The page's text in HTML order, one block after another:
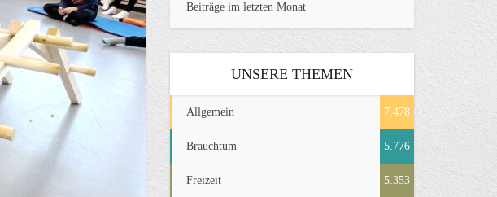
Beiträge im letzten Monat
UNSERE THEMEN
Allgemein 7.478
Brauchtum 5.776
Freizeit 5.353